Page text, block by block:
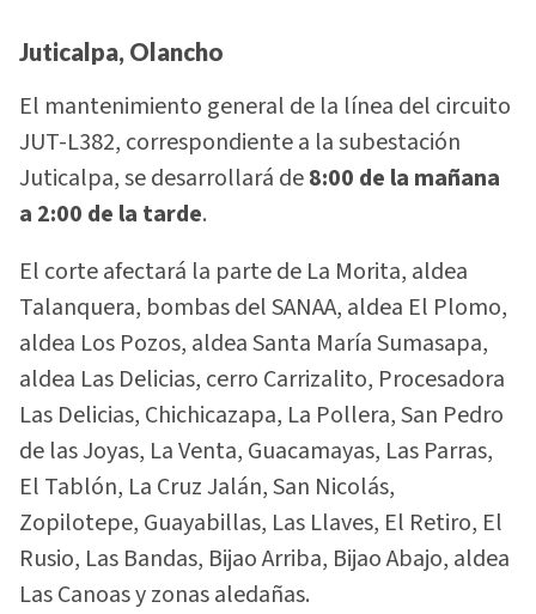
Juticalpa, Olancho
El mantenimiento general de la línea del circuito
JUT-L382, correspondiente a la subestación
Juticalpa, se desarrollará de8:00 de la mañana
a 2:00 de la tarde.
El corte afectará la parte de La Morita, aldea
Talanquera, bombas del SANAA, aldea El Plomo,
aldea Los Pozos, aldea Santa María Sumasapa,
aldea Las Delicias, cerro Carrizalito, Procesadora
Las Delicias, Chichicazapa, La Pollera, San Pedro
de las Joyas, La Venta, Guacamayas, Las Parras,
El Tablón, La Cruz Jalán, San Nicolás,
Zopilotepe, Guayabillas, Las Llaves, El Retiro, El
Rusio, Las Bandas, Bijao Arriba, Bijao Abajo, aldea
Las Canoas y zonas aledañas.